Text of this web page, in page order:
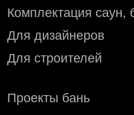
Через
По счету в
Комплектация саун,
Для дизайнеров
Для строителей
Проекты бань